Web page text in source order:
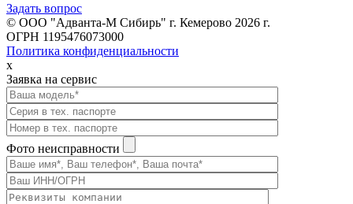
Задать вопрос
© ООО "Адванта-М Сибирь" г. Кемерово 2026 г.
ОГРН 1195476073000
Политика конфиденциальности
x
Заявка на сервис
Фото неисправности